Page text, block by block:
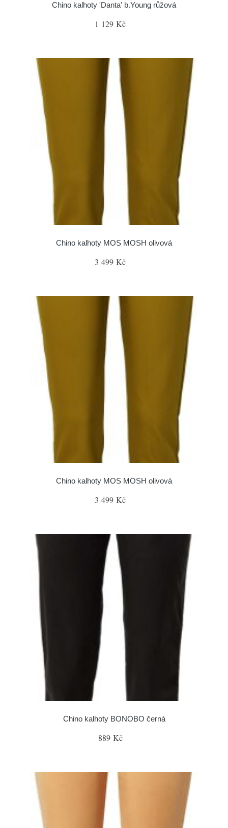
Chino kalhoty 'Danta' b.Young růžová
1 129 Kč
Chino kalhoty MOS MOSH olivová
3 499 Kč
Chino kalhoty MOS MOSH olivová
3 499 Kč
Chino kalhoty BONOBO černá
889 Kč